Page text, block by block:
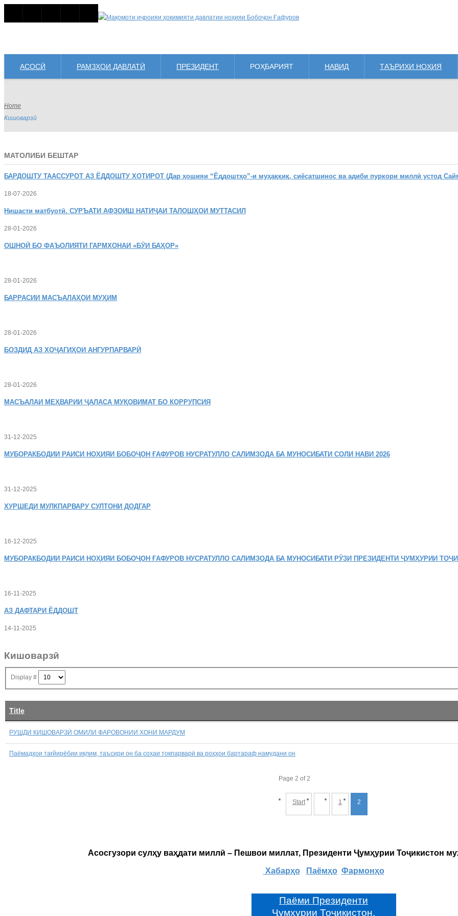
АСОСӢ РАМЗҲОИ ДАВЛАТӢ ПРЕЗИДЕНТ РОҲБАРИЯТ НАВИД ТАЪРИХИ НОҲИЯ
Home
Кишоварзӣ
МАТОЛИБИ БЕШТАР
БАРДОШТУ ТААССУРОТ АЗ ЁДДОШТУ ХОТИРОТ (Дар ҳошияи “Ёддоштҳо”-и муҳаққиқ, сиёсатшинос ва адиби пуркори миллӣ устод
18-07-2026
Нишасти матбуотӣ. СУРЪАТИ АФЗОИШ НАТИҶАИ ТАЛОШҲОИ МУТТАСИЛ
28-01-2026
ОШНОӢ БО ФАЪОЛИЯТИ ГАРМХОНАИ «БӮИ БАҲОР»
28-01-2026
БАРРАСИИ МАСЪАЛАҲОИ МУҲИМ
28-01-2026
БОЗДИД АЗ ХОҶАГИҲОИ АНГУРПАРВАРӢ
28-01-2026
МАСЪАЛАИ МЕҲВАРИИ ҶАЛАСА МУҚОВИМАТ БО КОРРУПСИЯ
31-12-2025
МУБОРАКБОДИИ РАИСИ НОҲИЯИ БОБОҶОН ҒАФУРОВ НУСРАТУЛЛО САЛИМЗОДА БА МУНОСИБАТИ СОЛИ НАВИ 2026
31-12-2025
ХУРШЕДИ МУЛКПАРВАРУ СУЛТОНИ ДОДГАР
16-12-2025
МУБОРАКБОДИИ РАИСИ НОҲИЯИ БОБОҶОН ҒАФУРОВ НУСРАТУЛЛО САЛИМЗОДА БА МУНОСИБАТИ РӮЗИ ПРЕЗИДЕНТИ ҶУМҲУРИИ
16-11-2025
АЗ ДАФТАРИ ЁДДОШТ
14-11-2025
Кишоварзӣ
Display #
Title
РУШДИ КИШОВАРЗӢ ОМИЛИ ФАРОВОНИИ ХОНИ МАРДУМ
Паёмадҳои тағйирёбии иқлим, таъсири он ба соҳаи токпарварӣ ва роҳҳои бартараф намудани он
Page 2 of 2
Start 1 2
Асосгузори сулҳу ваҳдати миллӣ – Пешвои миллат, Президенти Ҷумҳурии Тоҷикистон
Хабарҳо Паёмҳо Фармонҳо
Паёми Президенти
Ҷумҳурии Тоҷикистон,